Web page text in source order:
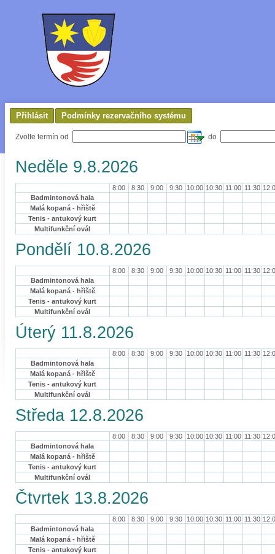
Přihlásit Podmínky rezervačního systému
Zvolte termín od do
Neděle 9.8.2026
8:00 8:30 9:00 9:30 10:00 10:30 11:00 11:30
Badmintonová hala
Malá kopaná - hřiště
Tenis - antukový kurt
Multifunkční ovál
Pondělí 10.8.2026
8:00 8:30 9:00 9:30 10:00 10:30 11:00 11:30
Badmintonová hala
Malá kopaná - hřiště
Tenis - antukový kurt
Multifunkční ovál
Úterý 11.8.2026
8:00 8:30 9:00 9:30 10:00 10:30 11:00 11:30
Badmintonová hala
Malá kopaná - hřiště
Tenis - antukový kurt
Multifunkční ovál
Středa 12.8.2026
8:00 8:30 9:00 9:30 10:00 10:30 11:00 11:30
Badmintonová hala
Malá kopaná - hřiště
Tenis - antukový kurt
Multifunkční ovál
Čtvrtek 13.8.2026
8:00 8:30 9:00 9:30 10:00 10:30 11:00 11:30
Badmintonová hala
Malá kopaná - hřiště
Tenis - antukový kurt